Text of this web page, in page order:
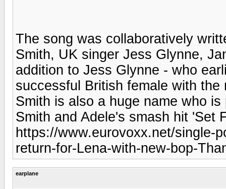
The song was collaboratively
Smith, UK singer Jess Glynne,
addition to Jess Glynne - who
successful British female with
Smith is also a huge name who
Smith and Adele's smash hit 'Set
https://www.eurovoxx.net/single-
return-for-Lena-with-new-bop-
earplane